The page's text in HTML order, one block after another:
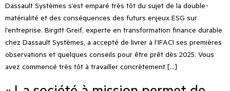
Dassault Systèmes s’est emparé très tôt du sujet de la double-
matérialité et des conséquences des futurs enjeux ESG sur
l’entreprise. Birgitt Greif, experte en transformation finance durable
chez Dassault Systèmes, a accepté de livrer à l’IFACI ses premières
observations et quelques conseils pour être prêt dès 2025. Vous
avez commencé très tôt à travailler concrètement […]